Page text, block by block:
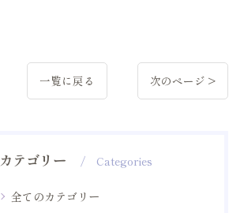
一覧に戻る 次のページ >
カテゴリー Categories
全てのカテゴリー